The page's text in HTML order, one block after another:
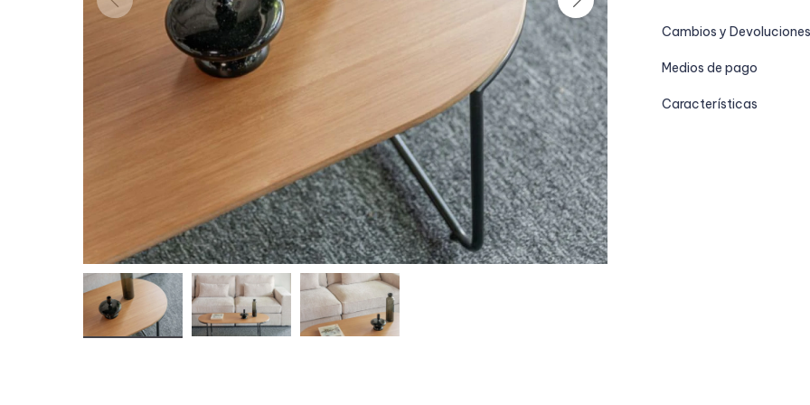
Cambios y Devoluciones
Medios de pago
Características